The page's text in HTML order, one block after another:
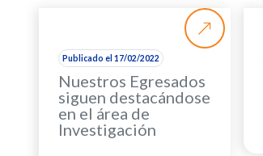
Publicado el 17/02/2022
Nuestros Egresados
siguen destacándose
en el área de
Investigación